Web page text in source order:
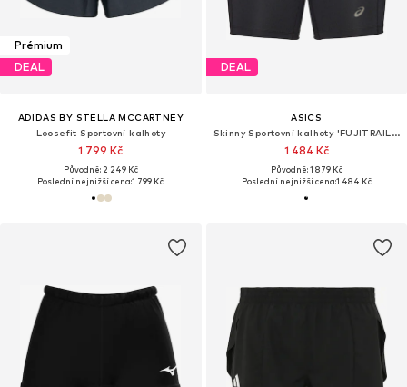
Prémium
DEAL
ADIDAS BY STELLA MCCARTNEY
Loosefit Sportovní kalhoty
1 799 Kč
Původně: 2 249 Kč
Poslední nejnižší cena:1 799 Kč
DEAL
ASICS
Skinny Sportovní kalhoty 'FUJITRAIL ELITE SPRINTER'
1 484 Kč
Původně: 1 879 Kč
Poslední nejnižší cena:1 484 Kč